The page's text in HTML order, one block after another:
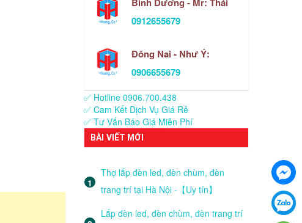
0912655679
Đông Nai - Như Ý:
0906655679
✅ Hotline 0906.700.438
✅ Cam Kết Dịch Vụ Giá Rẻ
✅ Tư Vấn Báo Giá Miễn Phí
BÀI VIẾT MỚI
Thợ lắp đèn led, đèn chùm, đèn
trang trí tại Hà Nội -【Uy tín】
Lắp đèn led, đèn chùm, đèn trang trí